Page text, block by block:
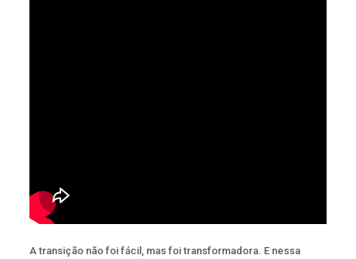
A transição não foi fácil, mas foi transformadora. E nessa